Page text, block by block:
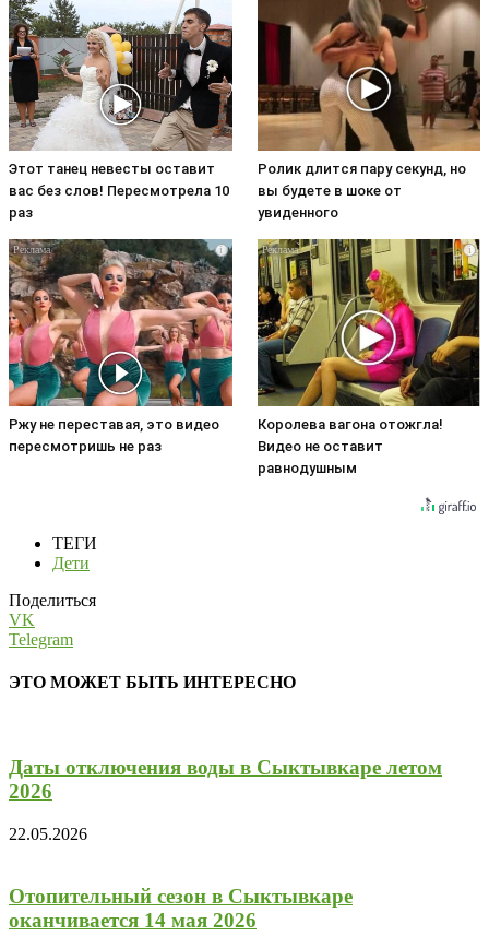
Этот танец невесты оставит
вас без слов! Пересмотрела 10
раз
Ролик длится пару секунд, но
вы будете в шоке от
увиденного
i
Ржу не переставая, это видео
пересмотришь не раз
i
Королева вагона отожгла!
Видео не оставит
равнодушным
ТЕГИ
Дети
Поделиться
VK
Telegram
ЭТО МОЖЕТ БЫТЬ ИНТЕРЕСНО
Даты отключения воды в Сыктывкаре летом
2026
22.05.2026
Отопительный сезон в Сыктывкаре
оканчивается 14 мая 2026